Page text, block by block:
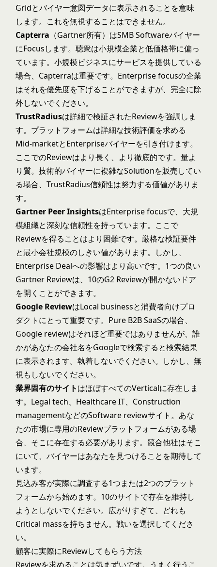
Gridとバイヤー意図データに表示されることを意味
します。これを無視することはできません。
Capterra （Gartner所有）はSMB Softwareバイヤー
にFocusします。聴衆は小規模企業と低価格帯に偏っ
ています。小規模ビジネスにサービスを提供している
場合、Capterraは重要です。Enterprise focusの企業
はそれを優先度を下げることができますが、完全に除
外しないでください。
TrustRadiusは詳細で検証されたReviewを強調しま
す。プラットフォームは詳細な技術評価を求める
Mid-marketとEnterpriseバイヤーを引き付けます。
ここでのReviewはより長く、より徹底的です。量よ
り質。技術的バイヤーに複雑なSolutionを販売してい
る場合、TrustRadius信頼性は努力する価値がありま
す。
Gartner Peer InsightsはEnterprise focusで、大規
模組織と深刻な信頼性を持っています。ここで
Reviewを得ることはより困難です。厳格な検証要件
と最小会社規模のしきい値があります。しかし、
Enterprise Dealへの影響はより高いです。1つの良い
Gartner Reviewは、10のG2 Reviewが開かないドア
を開くことができます。
Google ReviewはLocal businessと消費者向けプロ
ダクトにとって重要です。Pure B2B SaaSの場合、
Google reviewはそれほど重要ではありませんが、誰
かがあなたの会社名をGoogleで検索すると検索結果
に表示されます。執着しないでください。しかし、無
視もしないでください。
業界固有のサイトはほぼすべてのVerticalに存在しま
す。Legal tech、Healthcare IT、Construction
managementなどのSoftware reviewサイト。あな
たの市場に専用のReviewプラットフォームがある場
合、そこに存在する必要があります。競合他社はそこ
にいて、バイヤーはあなたを見つけることを期待して
います。
見込み客が実際に調査する1つまたは2つのプラット
フォームから始めます。10のサイトで存在を維持し
ようとしないでください。広がりすぎて、どれも
Critical massを持ちません。戦いを選択してくださ
い。
顧客に実際にReviewしてもらう方法
Reviewを求めることは気まずいです。うまく行うこ